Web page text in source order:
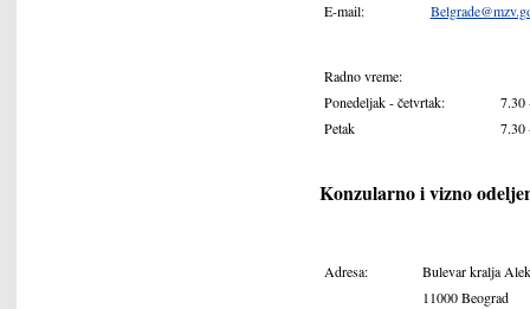
E-mail:
Radno vreme:
Ponedeljak - četvrtak:
7.30
Petak
7.30
Konzularno i vizno
Adresa:
Bulevar kralja
11000 Beograd